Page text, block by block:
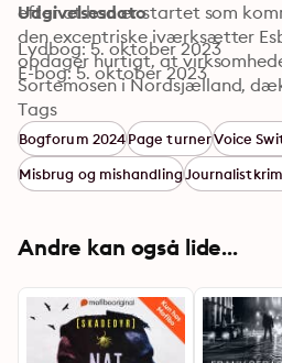
efter at han er startet som
den excentriske iværksætter
opdager hurtigt, at
Sortemosen i Nordsjælland,
hængedynd af hemmeligheder.
ikke bare en, men flere af de
en ære i at hjælpe i job. Martin
som indsats for at opklare
tidligere var en besættelse for
Sortemose er ikke kun en
om, hvordan ensomhed,
Udgivelsesdato
Lydbog: 5. oktober 2023
E-bog: 5. oktober 2023
Tags
Bogforum 2024Page turnerVoice
Misbrug og mishandling
Andre kan også lide...